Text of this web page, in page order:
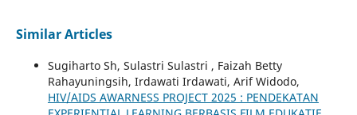
Similar Articles
Sugiharto Sh, Sulastri Sulastri , Faizah Betty
Rahayuningsih, Irdawati Irdawati, Arif Widodo,
HIV/AIDS AWARNESS PROJECT 2025 : PENDEKATAN